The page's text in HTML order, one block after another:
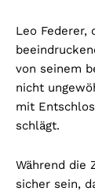
Leo Federer,
von seinem
nicht
mit
schlägt.
Während die
sicher sein,